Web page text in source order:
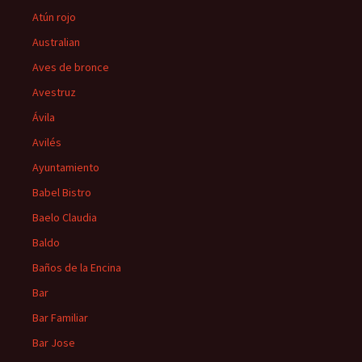
Atún rojo
Australian
Aves de bronce
Avestruz
Ávila
Avilés
Ayuntamiento
Babel Bistro
Baelo Claudia
Baldo
Baños de la Encina
Bar
Bar Familiar
Bar Jose